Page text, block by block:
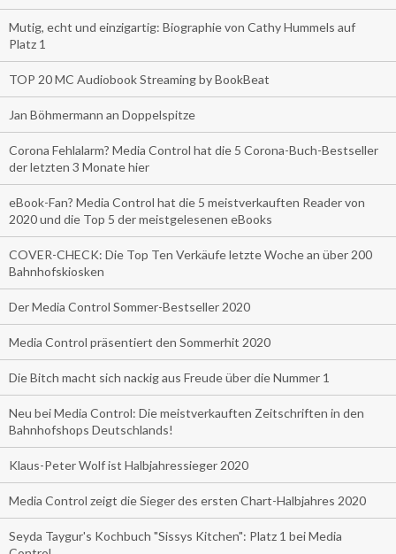
Mutig, echt und einzigartig: Biographie von Cathy Hummels auf
Platz 1
TOP 20 MC Audiobook Streaming by BookBeat
Jan Böhmermann an Doppelspitze
Corona Fehlalarm? Media Control hat die 5 Corona-Buch-Bestseller
der letzten 3 Monate hier
eBook-Fan? Media Control hat die 5 meistverkauften Reader von
2020 und die Top 5 der meistgelesenen eBooks
COVER-CHECK: Die Top Ten Verkäufe letzte Woche an über 200
Bahnhofskiosken
Der Media Control Sommer-Bestseller 2020
Media Control präsentiert den Sommerhit 2020
Die Bitch macht sich nackig aus Freude über die Nummer 1
Neu bei Media Control: Die meistverkauften Zeitschriften in den
Bahnhofshops Deutschlands!
Klaus-Peter Wolf ist Halbjahressieger 2020
Media Control zeigt die Sieger des ersten Chart-Halbjahres 2020
Seyda Taygur's Kochbuch "Sissys Kitchen": Platz 1 bei Media